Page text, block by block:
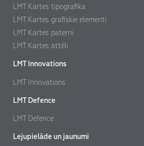
LMT Kartes tipografika
LMT Kartes grafiskie elementi
LMT Kartes paterni
LMT Kartes attēli
LMT Innovations
LMT Innovations
LMT Defence
LMT Defence
Lejupielāde un jaunumi